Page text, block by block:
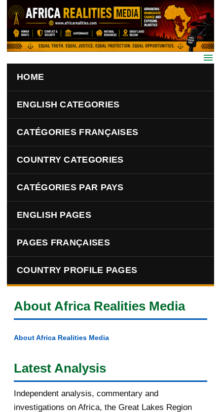
Skip to main content
HOME
ENGLISH CATEGORIES
CATÉGORIES FRANÇAISES
COUNTRY CATEGORIES
CATÉGORIES PAR PAYS
ENGLISH PAGES
PAGES FRANÇAISES
COUNTRY PROFILE PAGES
About Africa Realities Media
About Africa Realities Media
Latest Analysis
Independent analysis, commentary and
investigations on Africa, the Great Lakes Region